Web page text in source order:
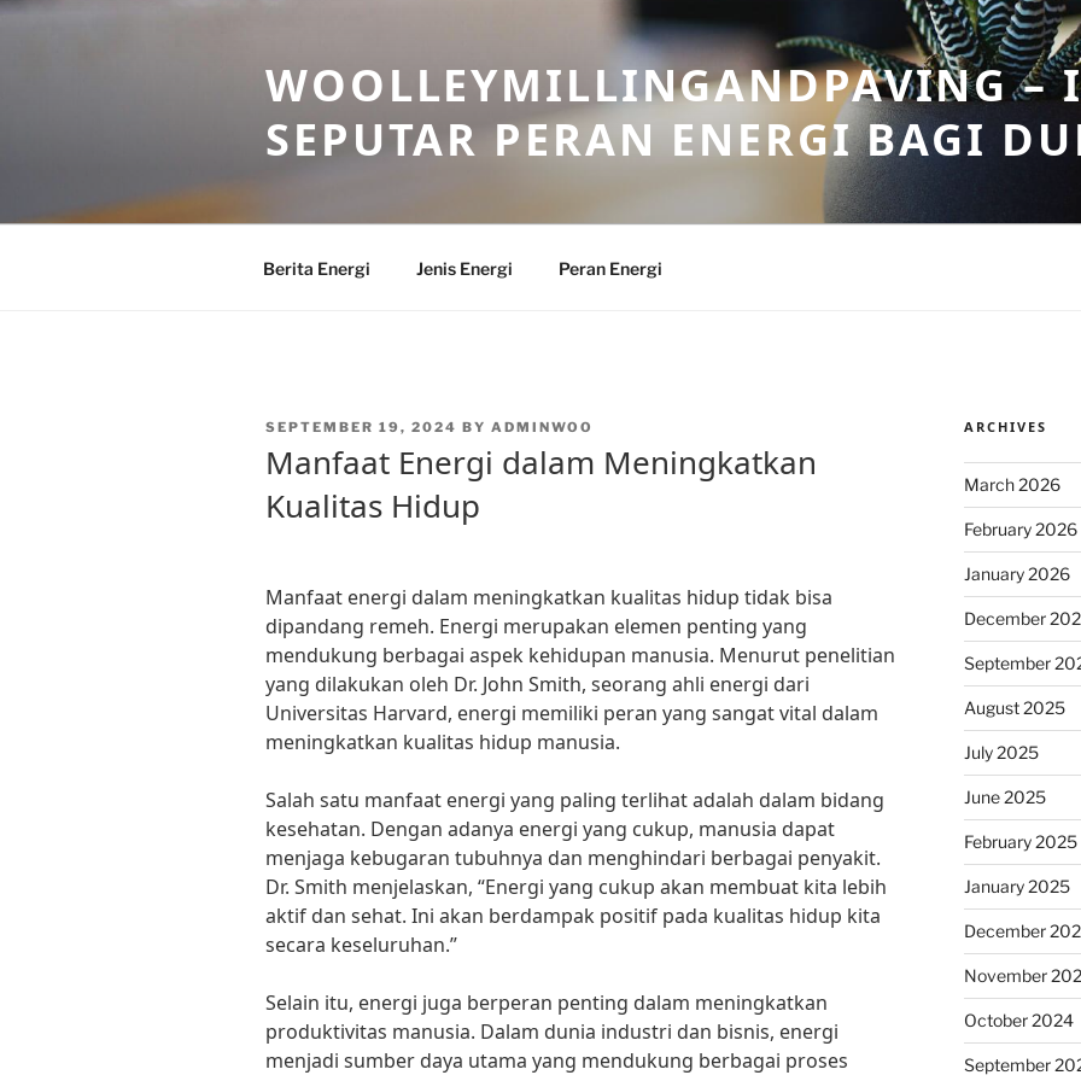
Skip
WOOLLEYMILLINGANDPAVING –
SEPUTAR PERAN ENERGI BAGI
Berita Energi Jenis Energi Peran Energi
POSTED
SEPTEMBER 19, 2024 BY ADMINWOO
Manfaat Energi dalam Meningkatkan
Kualitas Hidup
Manfaat energi dalam meningkatkan kualitas hidup tidak bisa
dipandang remeh. Energi merupakan elemen penting yang
mendukung berbagai aspek kehidupan manusia. Menurut penelitian
yang dilakukan oleh Dr. John Smith, seorang ahli energi dari
Universitas Harvard, energi memiliki peran yang sangat vital dalam
meningkatkan kualitas hidup manusia.
Salah satu manfaat energi yang paling terlihat adalah dalam bidang
kesehatan. Dengan adanya energi yang cukup, manusia dapat
menjaga kebugaran tubuhnya dan menghindari berbagai penyakit.
Dr. Smith menjelaskan, “Energi yang cukup akan membuat kita lebih
aktif dan sehat. Ini akan berdampak positif pada kualitas hidup kita
secara keseluruhan.”
Selain itu, energi juga berperan penting dalam meningkatkan
produktivitas manusia. Dalam dunia industri dan bisnis, energi
menjadi sumber daya utama yang mendukung berbagai proses
ARCHIVES
March 2026
February 2026
January 2026
December
September
August 2025
July 2025
June 2025
February 2025
January 2025
December
November
October 2024
September